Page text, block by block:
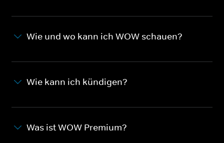
Wie und wo kann ich WOW schauen?
Wie kann ich kündigen?
Was ist WOW Premium?